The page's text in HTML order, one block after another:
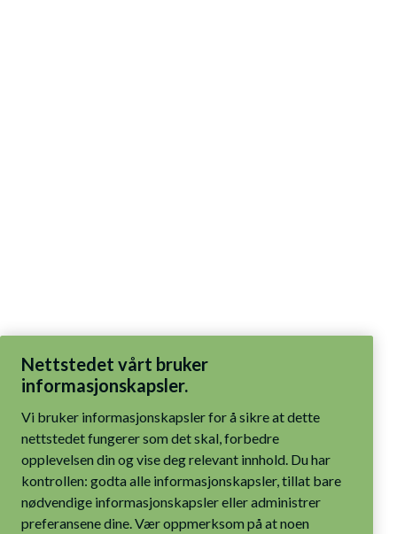
Nettstedet vårt bruker
informasjonskapsler.
nettstedet fungerer som det skal, forbedre
opplevelsen din og vise deg relevant innhold. Du har
kontrollen: godta alle informasjonskapsler, tillat bare
nødvendige informasjonskapsler eller administrer
preferansene dine. Vær oppmerksom på at noen